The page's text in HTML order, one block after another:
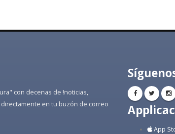
con decenas de !noticias,
en tu buzón de correo
App